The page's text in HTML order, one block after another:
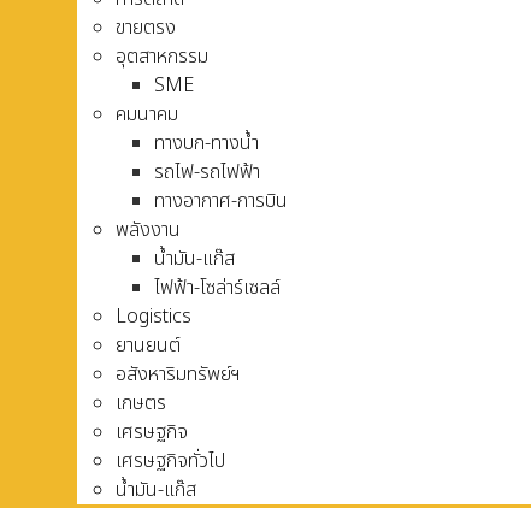
ขายตรง
อุตสาหกรรม
SME
คมนาคม
ทางบก-ทางน้ำ
รถไฟ-รถไฟฟ้า
ทางอากาศ-การบิน
พลังงาน
น้ำมัน-แก๊ส
ไฟฟ้า-โซล่าร์เซลล์
Logistics
ยานยนต์
อสังหาริมทรัพย์ฯ
เกษตร
เศรษฐกิจ
เศรษฐกิจทั่วไป
น้ำมัน-แก๊ส